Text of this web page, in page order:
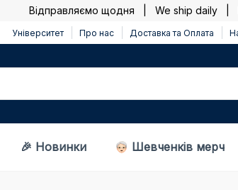
Відправляємо щодня | We ship daily |
Університет Про нас Доставка та Оплата
🎉 Новинки Шевченків мерч